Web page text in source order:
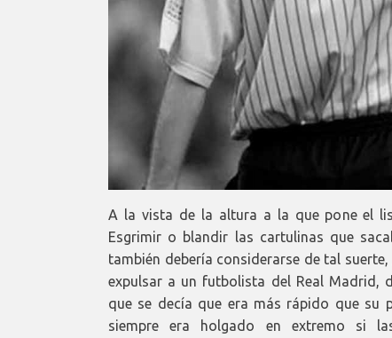
A la vista de la altura a la que pone el
Esgrimir o blandir las cartulinas que
también debería considerarse de tal
expulsar a un futbolista del Real Madrid,
que se decía que era más rápido que su
siempre era holgado en extremo si